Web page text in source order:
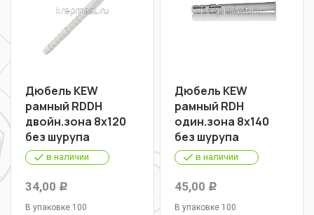
Дюбель KEW
рамный RDDН
двойн.зона 8х120
без шурупа
в наличии
34,00 Р
В упаковке 100
Дюбель KEW
рамный RDН
один.зона 8х140
без шурупа
в наличии
45,00 Р
В упаковке 100